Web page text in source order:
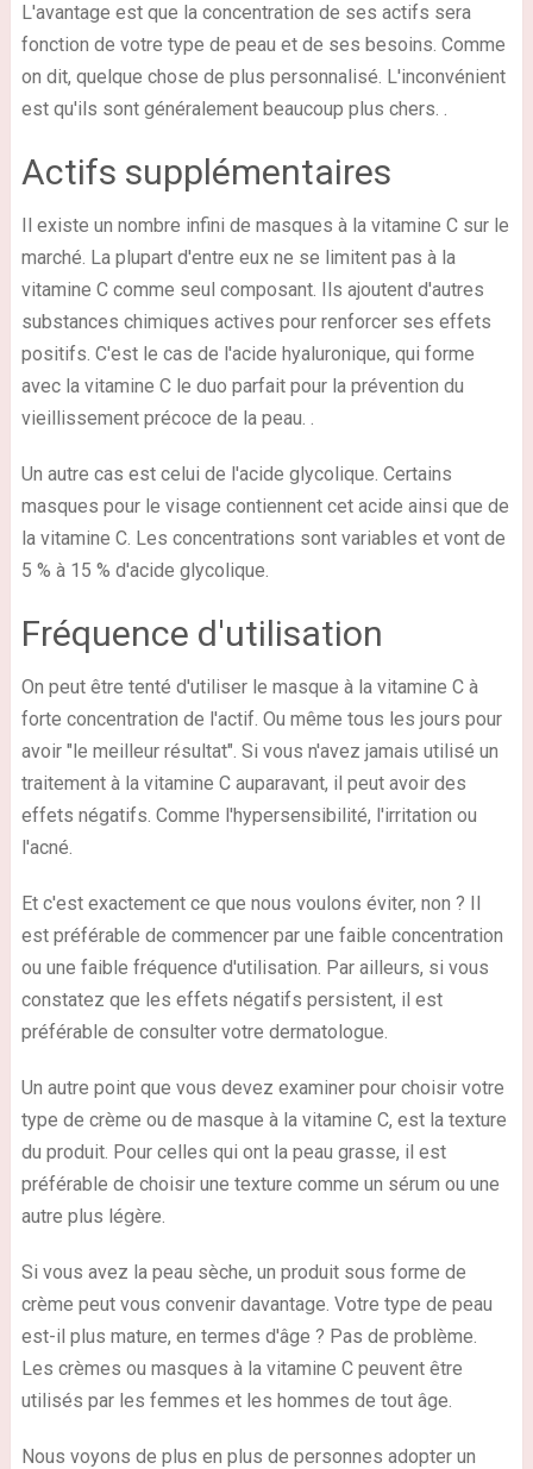
L'avantage est que la concentration de ses actifs sera
fonction de votre type de peau et de ses besoins. Comme
on dit, quelque chose de plus personnalisé. L'inconvénient
est qu'ils sont généralement beaucoup plus chers. .
Actifs supplémentaires
Il existe un nombre infini de masques à la vitamine C sur le
marché. La plupart d'entre eux ne se limitent pas à la
vitamine C comme seul composant. Ils ajoutent d'autres
substances chimiques actives pour renforcer ses effets
positifs. C'est le cas de l'acide hyaluronique, qui forme
avec la vitamine C le duo parfait pour la prévention du
vieillissement précoce de la peau. .
Un autre cas est celui de l'acide glycolique. Certains
masques pour le visage contiennent cet acide ainsi que de
la vitamine C. Les concentrations sont variables et vont de
5 % à 15 % d'acide glycolique.
Fréquence d'utilisation
On peut être tenté d'utiliser le masque à la vitamine C à
forte concentration de l'actif. Ou même tous les jours pour
avoir "le meilleur résultat". Si vous n'avez jamais utilisé un
traitement à la vitamine C auparavant, il peut avoir des
effets négatifs. Comme l'hypersensibilité, l'irritation ou
l'acné.
Et c'est exactement ce que nous voulons éviter, non ? Il
est préférable de commencer par une faible concentration
ou une faible fréquence d'utilisation. Par ailleurs, si vous
constatez que les effets négatifs persistent, il est
préférable de consulter votre dermatologue.
Un autre point que vous devez examiner pour choisir votre
type de crème ou de masque à la vitamine C, est la texture
du produit. Pour celles qui ont la peau grasse, il est
préférable de choisir une texture comme un sérum ou une
autre plus légère.
Si vous avez la peau sèche, un produit sous forme de
crème peut vous convenir davantage. Votre type de peau
est-il plus mature, en termes d'âge ? Pas de problème.
Les crèmes ou masques à la vitamine C peuvent être
utilisés par les femmes et les hommes de tout âge.
Nous voyons de plus en plus de personnes adopter un